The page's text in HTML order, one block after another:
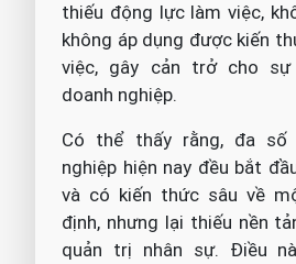
thiếu động lực làm việc,
không áp dụng được kiến
việc, gây cản trở cho
doanh nghiệp.
Có thể thấy rằng, đa số
nghiệp hiện nay đều bắt
và có kiến thức sâu về
định, nhưng lại thiếu nền
quản trị nhân sự. Điều